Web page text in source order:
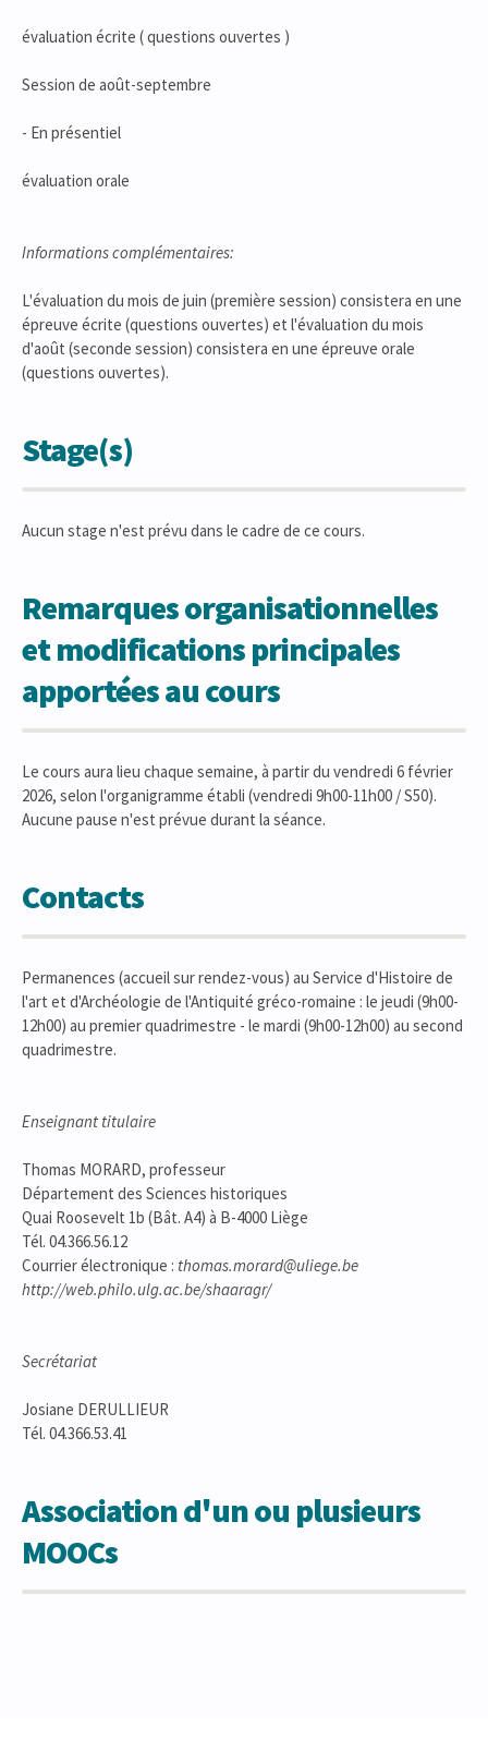
évaluation écrite ( questions ouvertes )
Session de août-septembre
- En présentiel
évaluation orale
Informations complémentaires:
L'évaluation du mois de juin (première session) consistera en une
épreuve écrite (questions ouvertes) et l'évaluation du mois
d'août (seconde session) consistera en une épreuve orale
(questions ouvertes).
Stage(s)
Aucun stage n'est prévu dans le cadre de ce cours.
Remarques organisationnelles
et modifications principales
apportées au cours
Le cours aura lieu chaque semaine, à partir du vendredi 6 février
2026, selon l'organigramme établi (vendredi 9h00-11h00 / S50).
Aucune pause n'est prévue durant la séance.
Contacts
Permanences (accueil sur rendez-vous) au Service d'Histoire de
l'art et d'Archéologie de l'Antiquité gréco-romaine : le jeudi (9h00-
12h00) au premier quadrimestre - le mardi (9h00-12h00) au second
quadrimestre.
Enseignant titulaire
Thomas MORARD, professeur
Département des Sciences historiques
Quai Roosevelt 1b (Bât. A4) à B-4000 Liège
Tél. 04.366.56.12
Courrier électronique : thomas.morard@uliege.be
http://web.philo.ulg.ac.be/shaaragr/
Secrétariat
Josiane DERULLIEUR
Tél. 04.366.53.41
Association d'un ou plusieurs
MOOCs